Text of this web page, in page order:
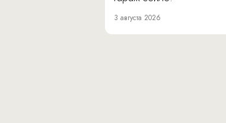
3 августа 2026